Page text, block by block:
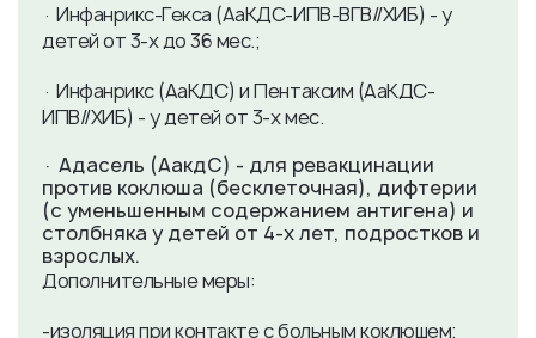
· Инфанрикс-Гекса (АаКДС-ИПВ-ВГВ//ХИБ) - у
детей от 3-х до 36 мес.;
· Инфанрикс (АаКДС) и Пентаксим (АаКДС-
ИПВ//ХИБ) - у детей от 3-х мес.
· Адасель (АакдС) - для ревакцинации
против коклюша (бесклеточная), дифтерии
(с уменьшенным содержанием антигена) и
столбняка у детей от 4-х лет, подростков и
взрослых.
Дополнительные меры:
-изоляция при контакте с больным коклюшем;